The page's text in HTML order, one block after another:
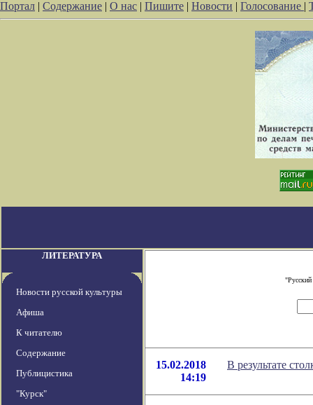
Портал | Содержание | О нас | Пишите | Новости | Голосование |
ЛИТЕРАТУРА
Новости русской культуры
Афиша
К читателю
Содержание
Публицистика
"Курск"
15.02.2018
14:19
В результате